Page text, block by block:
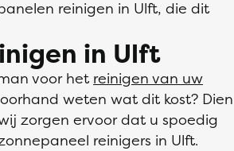
reinigen in Ulft, die dit
in Ulft
voor het reinigen van uw
weten wat dit kost? Dien
zorgen ervoor dat u spoedig
reinigers in Ulft.